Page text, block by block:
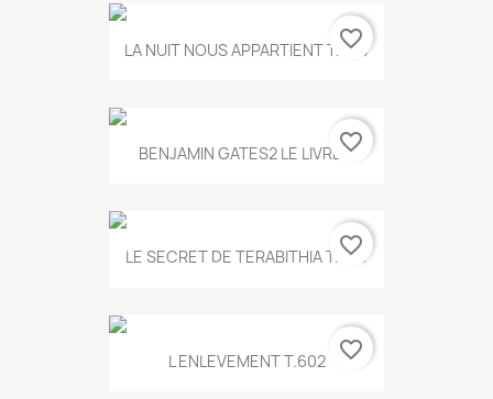
LA NUIT NOUS APPARTIENT T.634
favorite_border
BENJAMIN GATES2 LE LIVRE...
favorite_border
LE SECRET DE TERABITHIA T.560
favorite_border
L ENLEVEMENT T.602 favorite_border